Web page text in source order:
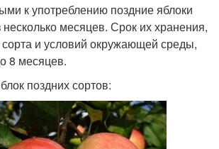
к употреблению поздние яблоки
несколько месяцев. Срок их хранения,
сорта и условий окружающей среды,
8 месяцев.
поздних сортов: